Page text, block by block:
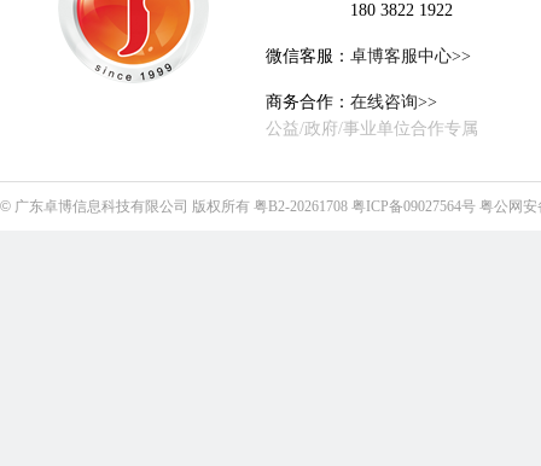
180 3822 1922
微信客服： 卓博客服中心>>
商务合作： 在线咨询>>
公益/政府/事业单位合作专属
© 广东卓博信息科技有限公司 版权所有 粤B2-20261708 粤ICP备09027564号 粤公网安